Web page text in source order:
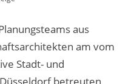
aus
am vom
Stadt- und
betreuten